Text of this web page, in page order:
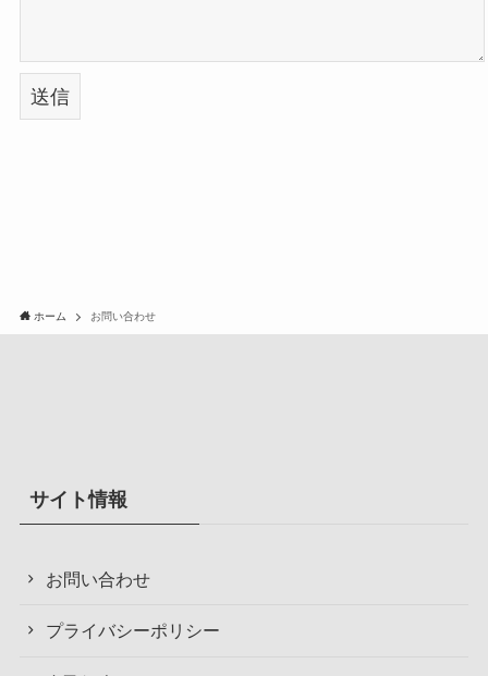
ホーム お問い合わせ
サイト情報
お問い合わせ
プライバシーポリシー